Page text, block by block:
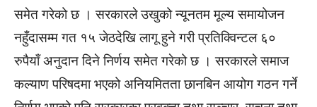
समेत गरेको छ । सरकारले उखुको न्यूनतम मूल्य समायोजन
नहुँदासम्म गत १५ जेठदेखि लागू हुने गरी प्रतिक्विन्टल ६०
रुपैयाँ अनुदान दिने निर्णय समेत गरेको छ । सरकारले समाज
कल्याण परिषदमा भएको अनियमितता छानबिन आयोग गठन गर्ने